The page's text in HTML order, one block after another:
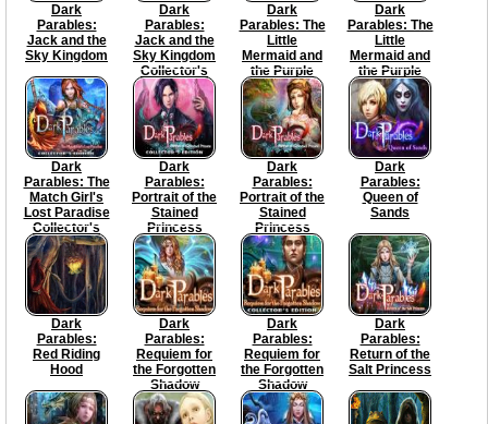
Dark
Parables:
Jack and the
Sky Kingdom
Dark
Parables:
Jack and the
Sky Kingdom
Collector's
Edition
Dark
Parables: The
Little
Mermaid and
the Purple
Tide
Dark
Parables: The
Little
Mermaid and
the Purple
Tide
Collector's
Edition
Dark
Parables: The
Match Girl's
Lost Paradise
Collector's
Edition
Dark
Parables:
Portrait of the
Stained
Princess
Collector's
Edition
Dark
Parables:
Portrait of the
Stained
Princess
Dark
Parables:
Queen of
Sands
Dark
Parables:
Red Riding
Hood
Dark
Parables:
Requiem for
the Forgotten
Shadow
Dark
Parables:
Requiem for
the Forgotten
Shadow
Collector's
Edition
Dark
Parables:
Return of the
Salt Princess